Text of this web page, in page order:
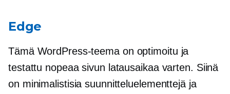
Edge
Tämä WordPress-teema on optimoitu ja
testattu nopeaa sivun latausaikaa varten. Siinä
on minimalistisia suunnitteluelementtejä ja